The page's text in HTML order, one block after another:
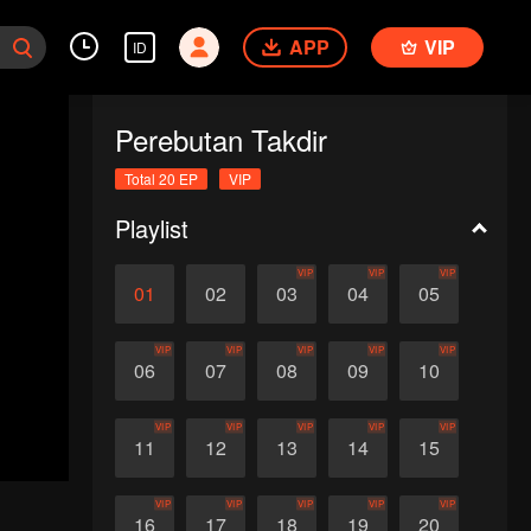
ID APP VIP
Perebutan Takdir
Total 20 EP VIP
Playlist
01 02 03
VIP
04
VIP
05
VIP
06
VIP
07
VIP
08
VIP
09
VIP
10
VIP
11
VIP
12
VIP
13
VIP
14
VIP
15
VIP
16
VIP
17
VIP
18
VIP
19
VIP
20
VIP